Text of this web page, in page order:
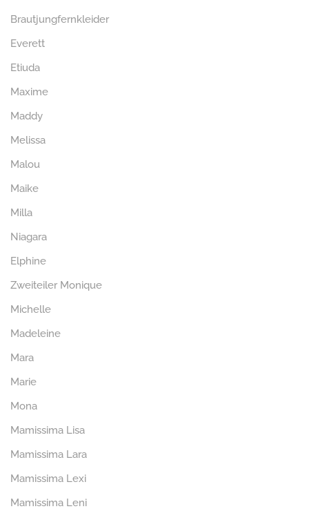
Brautjungfernkleider
Everett
Etiuda
Maxime
Maddy
Melissa
Malou
Maike
Milla
Niagara
Elphine
Zweiteiler Monique
Michelle
Madeleine
Mara
Marie
Mona
Mamissima Lisa
Mamissima Lara
Mamissima Lexi
Mamissima Leni